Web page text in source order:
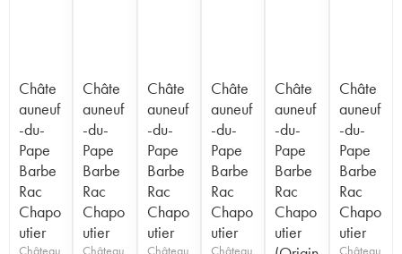
Châte
auneuf
-du-
Pape
Barbe
Rac
Chapo
utier
Château
Châte
auneuf
-du-
Pape
Barbe
Rac
Chapo
utier
Château
Châte
auneuf
-du-
Pape
Barbe
Rac
Chapo
utier
Château
Châte
auneuf
-du-
Pape
Barbe
Rac
Chapo
utier
Château
Châte
auneuf
-du-
Pape
Barbe
Rac
Chapo
utier
Châte
auneuf
-du-
Pape
Barbe
Rac
Chapo
utier
Château